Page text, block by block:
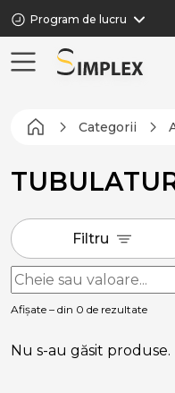
Program de lucru
Categorii
Afișate – din 0 de rezultate
Filtru
Nu s-au găsit produse.